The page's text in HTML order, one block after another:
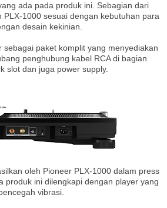
ada pada produk ini. Sebagian dari
PLX-1000 sesuai dengan kebutuhan para
desain kekinian.
sebagai paket komplit yang menyediakan
penghubung kabel RCA di bagian
slot dan juga power supply.
oleh Pioneer PLX-1000 dalam press
produk ini dilengkapi dengan player yang
vibrasi.